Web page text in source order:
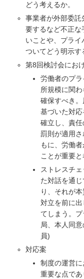
どう考えるか。
事業者が外部委託
要するなど不正な
いことや、プラ
ついてどう明示す
第8回検討会にお
労働者のプ
所規模に関
確保すべき
基づいた対
確立し、責
罰則が適用
もに、労働
ことが重要
ストレスチ
た対話を通
り、それが
対立を前に
てしまう。
局、本人同
員)
対応案
制度の運営
重要な点で